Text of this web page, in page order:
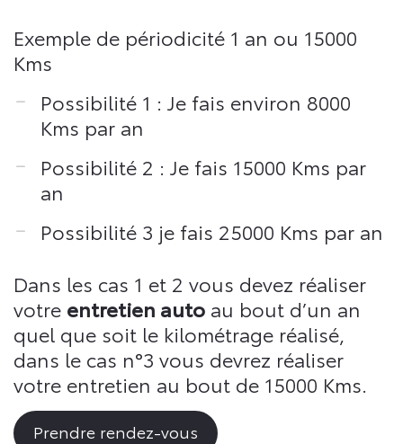
Exemple de périodicité 1 an ou 15000
Kms
Possibilité 1 : Je fais environ 8000
Kms par an
Possibilité 2 : Je fais 15000 Kms par
an
Possibilité 3 je fais 25000 Kms par an
Dans les cas 1 et 2 vous devez réaliser
votre entretien auto au bout d’un an
quel que soit le kilométrage réalisé,
dans le cas n°3 vous devrez réaliser
votre entretien au bout de 15000 Kms.
Prendre rendez-vous